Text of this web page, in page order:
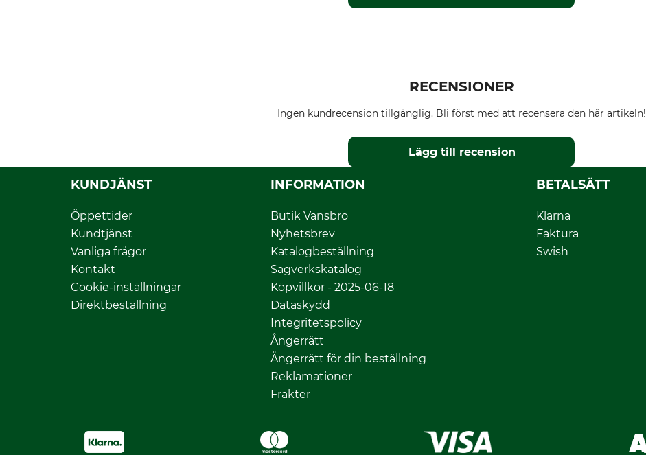
RECENSIONER
Ingen kundrecension tillgänglig. Bli först med att recensera den här artikeln!
Lägg till recension
KUNDJÄNST
Öppettider
Kundtjänst
Vanliga frågor
Kontakt
Cookie-inställningar
Direktbeställning
INFORMATION
Butik Vansbro
Nyhetsbrev
Katalogbeställning
Sagverkskatalog
Köpvillkor - 2025-06-18
Dataskydd
Integritetspolicy
Ångerrätt
Ångerrätt för din beställning
Reklamationer
Frakter
BETALSÄTT
Klarna
Faktura
Swish